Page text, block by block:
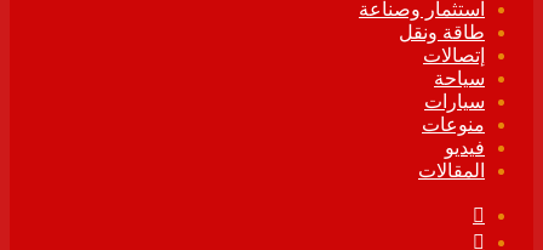
استثمار وصناعة
طاقة ونقل
إتصالات
سياحة
سيارات
منوعات
فيديو
المقالات